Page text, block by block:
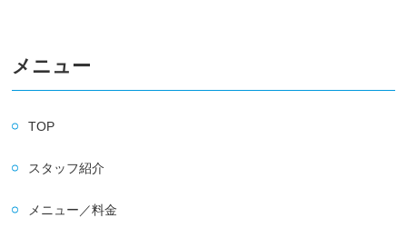
メニュー
TOP
スタッフ紹介
メニュー／料金